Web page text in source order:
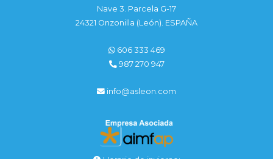
Nave 3. Parcela G-17
24321 Onzonilla (León). ESPAÑA
606 333 469
987 270 947
info@asleon.com